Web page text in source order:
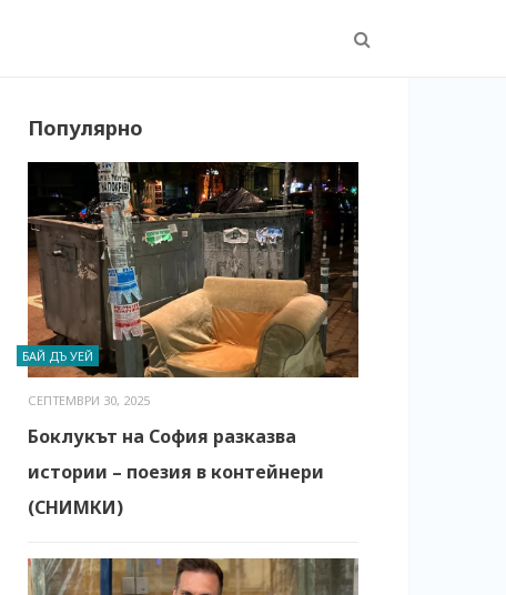
Популярно
БАЙ ДЪ УЕЙ
СЕПТЕМВРИ 30, 2025
Боклукът на София разказва
истории – поезия в контейнери
(СНИМКИ)